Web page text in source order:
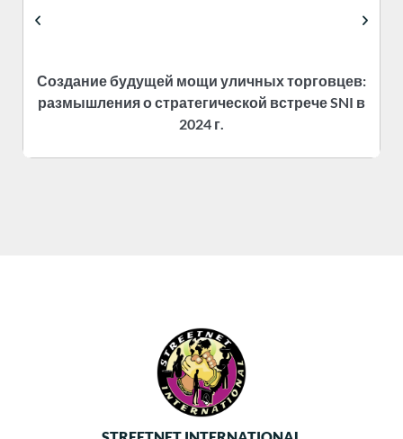
Создание будущей мощи уличных торговцев:
размышления о стратегической встрече SNI в
2024 г.